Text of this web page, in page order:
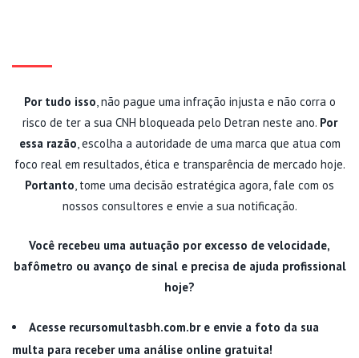
Por tudo isso , não pague uma infração injusta e não corra o
risco de ter a sua CNH bloqueada pelo Detran neste ano. Por
essa razão , escolha a autoridade de uma marca que atua com
foco real em resultados, ética e transparência de mercado hoje.
Portanto , tome uma decisão estratégica agora, fale com os
nossos consultores e envie a sua notificação.
Você recebeu uma autuação por excesso de velocidade,
bafômetro ou avanço de sinal e precisa de ajuda profissional
hoje?
Acesse recursomultasbh.com.br e envie a foto da sua
multa para receber uma análise online gratuita!